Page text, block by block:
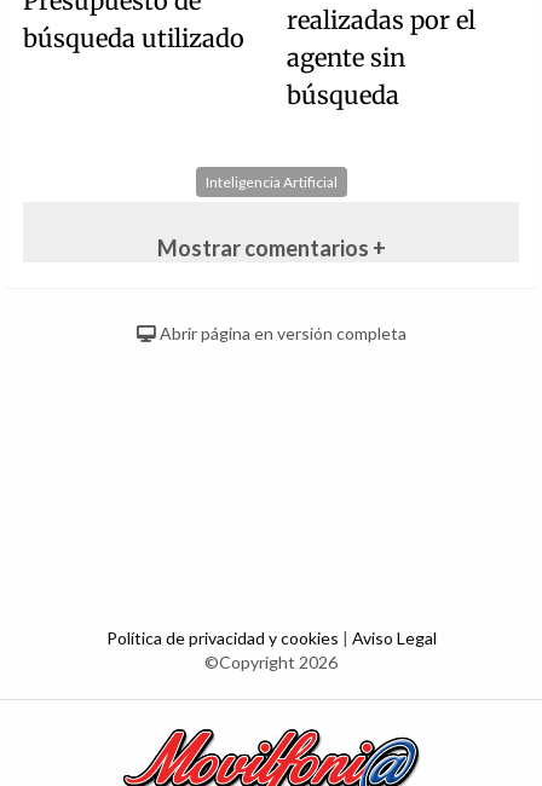
búsqueda utilizado
realizadas por el
agente sin
búsqueda
Inteligencia Artificial
Mostrar comentarios +
Abrir página en versión completa
Política de privacidad y cookies | Aviso Legal
©Copyright 2026